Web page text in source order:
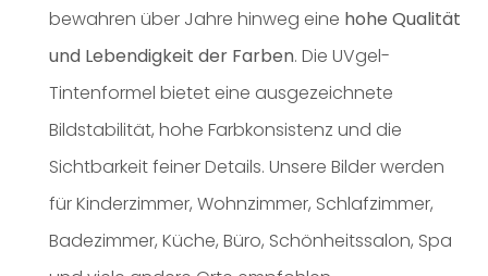
bewahren über Jahre hinweg eine hohe Qualität
und Lebendigkeit der Farben. Die UVgel-
Tintenformel bietet eine ausgezeichnete
Bildstabilität, hohe Farbkonsistenz und die
Sichtbarkeit feiner Details. Unsere Bilder werden
für Kinderzimmer, Wohnzimmer, Schlafzimmer,
Badezimmer, Küche, Büro, Schönheitssalon, Spa